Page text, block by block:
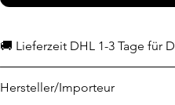
🚚 Lieferzeit DHL 1-3 Tage für
Hersteller/Importeur